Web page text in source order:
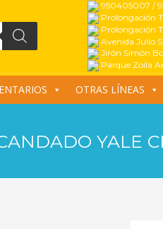
950405007 /
Prolongación
Prolongación
Avenida Julio
Jirón Simón
Parque Zoila
OTRAS LÍNEAS
YALE